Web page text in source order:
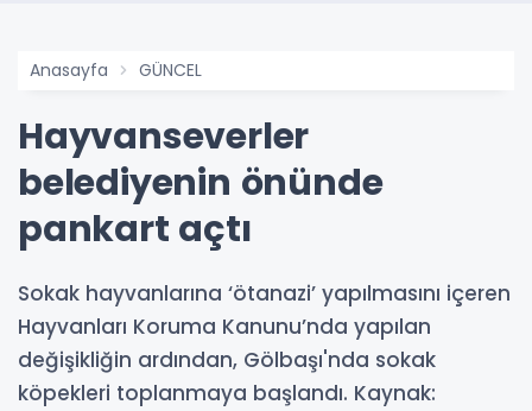
Anasayfa GÜNCEL
Hayvanseverler
belediyenin önünde
pankart açtı
Sokak hayvanlarına ‘ötanazi’ yapılmasını içeren
Hayvanları Koruma Kanunu’nda yapılan
değişikliğin ardından, Gölbaşı'nda sokak
köpekleri toplanmaya başlandı. Kaynak: